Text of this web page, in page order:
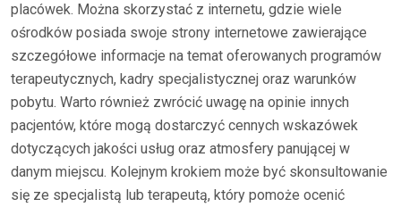
placówek. Można skorzystać z internetu, gdzie wiele
ośrodków posiada swoje strony internetowe zawierające
szczegółowe informacje na temat oferowanych programów
terapeutycznych, kadry specjalistycznej oraz warunków
pobytu. Warto również zwrócić uwagę na opinie innych
pacjentów, które mogą dostarczyć cennych wskazówek
dotyczących jakości usług oraz atmosfery panującej w
danym miejscu. Kolejnym krokiem może być skonsultowanie
się ze specjalistą lub terapeutą, który pomoże ocenić